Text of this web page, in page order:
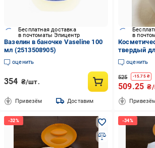
Бесплатная доставка
в почтоматы Эпицентр
Вазелин в баночке Vaseline 100
мл (2513508905)
оценить
354 ₴/шт.
Привезём Доставим
в
твердый
(33542128)
оценить
525 -15.75₴
509.25